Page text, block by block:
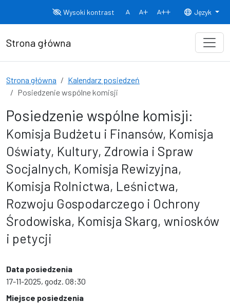
Wysoki kontrast
Normalny rozmiar czcionki
Rozmiar czcionki 150% Rozmiar
Język
Strona główna
Strona główna
Kalendarz posiedzeń
Posiedzenie wspólne komisji
Posiedzenie wspólne komisji:
Komisja Budżetu i Finansów, Komisja
Oświaty, Kultury, Zdrowia i Spraw
Socjalnych, Komisja Rewizyjna,
Komisja Rolnictwa, Leśnictwa,
Rozwoju Gospodarczego i Ochrony
Środowiska, Komisja Skarg, wniosków
i petycji
Data posiedzenia
17-11-2025, godz. 08:30
Miejsce posiedzenia